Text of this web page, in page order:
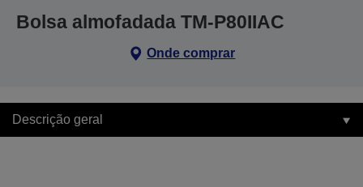
Bolsa almofadada TM-P80IIAC
Onde comprar
Descrição geral